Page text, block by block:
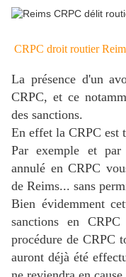
CRPC droit routier
La présence d'un
CRPC, et ce
des sanctions.
En effet la CRPC est
Par exemple et
annulé en CRPC
de Reims... sans
Bien évidemment
sanctions en
procédure de CRPC
auront déjà été